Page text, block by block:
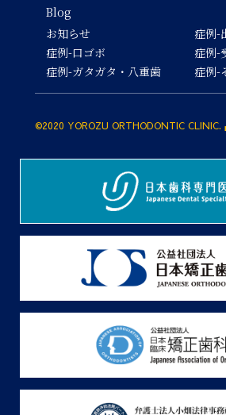
Blog
お知らせ
症例-口ゴボ
症例-ガタガタ・八重歯
症例-
症例-
症例-
©2020 YOROZU ORTHODONTIC CLINIC.